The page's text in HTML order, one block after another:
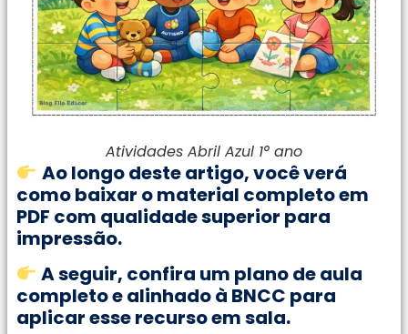
Atividades Abril Azul 1° ano
Ao longo deste artigo, você verá
como baixar o material completo em
PDF com qualidade superior para
impressão.
A seguir, confira um plano de aula
completo e alinhado à BNCC para
aplicar esse recurso em sala.